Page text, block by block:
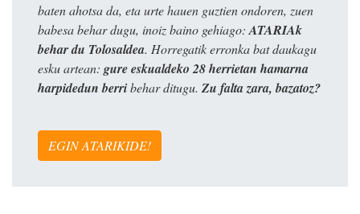
baten ahotsa da, eta urte hauen guztien ondoren, zuen
babesa behar dugu, inoiz baino gehiago: ATARIAk
behar du Tolosaldea. Horregatik erronka bat daukagu
esku artean: gure eskualdeko 28 herrietan hamarna
harpidedun berribehar ditugu. Zu falta zara, bazatoz?
EGIN ATARIKIDE!